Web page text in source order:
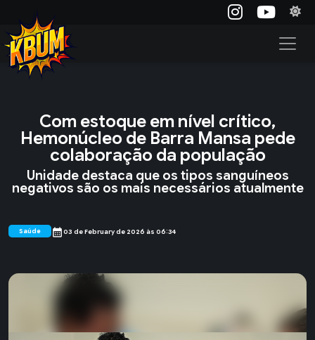
Com estoque em nível crítico,
Hemonúcleo de Barra Mansa pede
colaboração da população
Unidade destaca que os tipos sanguíneos
negativos são os mais necessários atualmente
Saúde calendar_month03 de February de 2026 às 06:34